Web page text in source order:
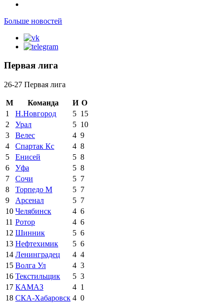
Больше новостей
Первая лига
26-27 Первая лига
М Команда И О
1
Н.Новгород 5 15
2
Урал 5 10
3
Велес 4 9
4
Спартак Кс 4 8
5
Енисей 5 8
6
Уфа 5 8
7
Сочи 5 7
8
Торпедо М 5 7
9
Арсенал 5 7
10 Челябинск 4 6
11 Ротор 4 6
12 Шинник 5 6
13 Нефтехимик 5 6
14 Ленинградец 4 4
15 Волга Ул 4 3
16 Текстильщик 5 3
17 КАМАЗ 4 1
18 СКА-Хабаровск 4 0